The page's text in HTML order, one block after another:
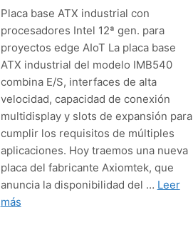
Placa base ATX industrial con
procesadores Intel 12ª gen. para
proyectos edge AIoT La placa base
ATX industrial del modelo IMB540
combina E/S, interfaces de alta
velocidad, capacidad de conexión
multidisplay y slots de expansión para
cumplir los requisitos de múltiples
aplicaciones. Hoy traemos una nueva
placa del fabricante Axiomtek, que
anuncia la disponibilidad del … Leer
más